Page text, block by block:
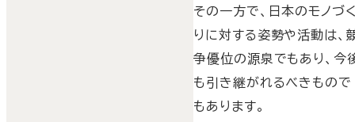
その一方で、日本のモノづ
りに対する姿勢や活動は、
争優位の源泉でもあり、今
も引き継がれるべきもので
もあります。